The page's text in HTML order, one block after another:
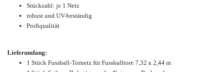
Stückzahl: je 1 Netz
robust und UV-beständig
Profiqualität
Lieferumfang:
1 Stück Fussball-Tornetz für Fussballtore 7,32 x 2,44 m